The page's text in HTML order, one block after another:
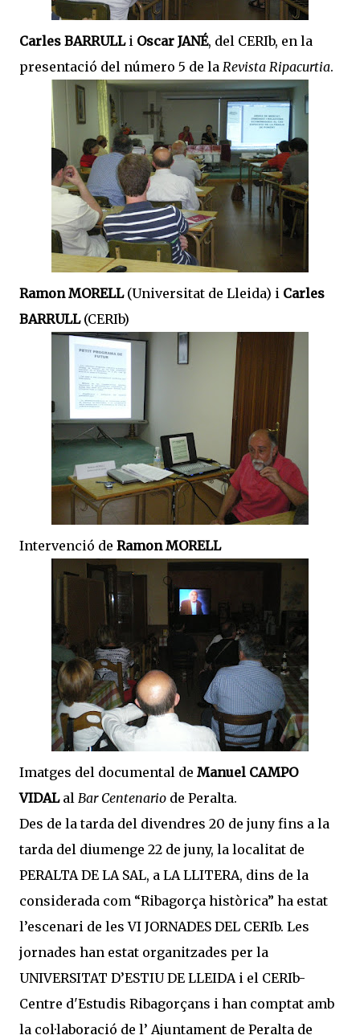
Carles BARRULLi Oscar JANÉ, del CERIb, en la
presentació del número 5 de la Revista Ripacurtia.
Ramon MORELL(Universitat de Lleida) i Carles
BARRULL(CERIb)
Intervenció de Ramon MORELL
Imatges del documental de Manuel CAMPO
VIDALal Bar Centenario de Peralta.
Des de la tarda del divendres 20 de juny fins a la
tarda del diumenge 22 de juny, la localitat de
PERALTA DE LA SAL, a LA LLITERA, dins de la
considerada com “Ribagorça històrica” ha estat
l’escenari de lesVI JORNADES DEL CERIb. Les
jornades han estat organitzades per la
UNIVERSITAT D’ESTIU DE LLEIDA i el CERIb-
Centre d'Estudis Ribagorçans i han comptat amb
la col·laboració de l’ Ajuntament de Peralta de